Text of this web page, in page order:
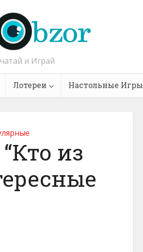
и Играй
Лотереи Настольные Игры
из